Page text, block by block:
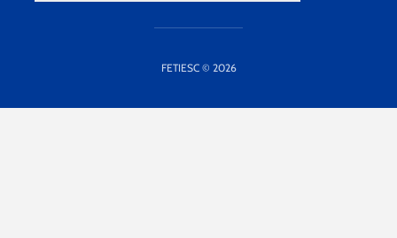
FETIESC © 2026